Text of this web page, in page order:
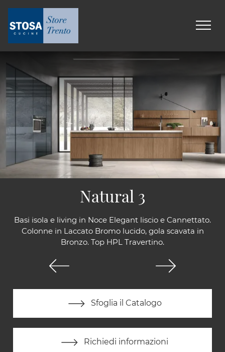
Basi isola e living in Noce Elegant liscio e Cannettato.
Colonne in Laccato Bromo lucido, gola scavata in
Bronzo. Top HPL Travertino.
Sfoglia il Catalogo
Richiedi informazioni
Natural 3